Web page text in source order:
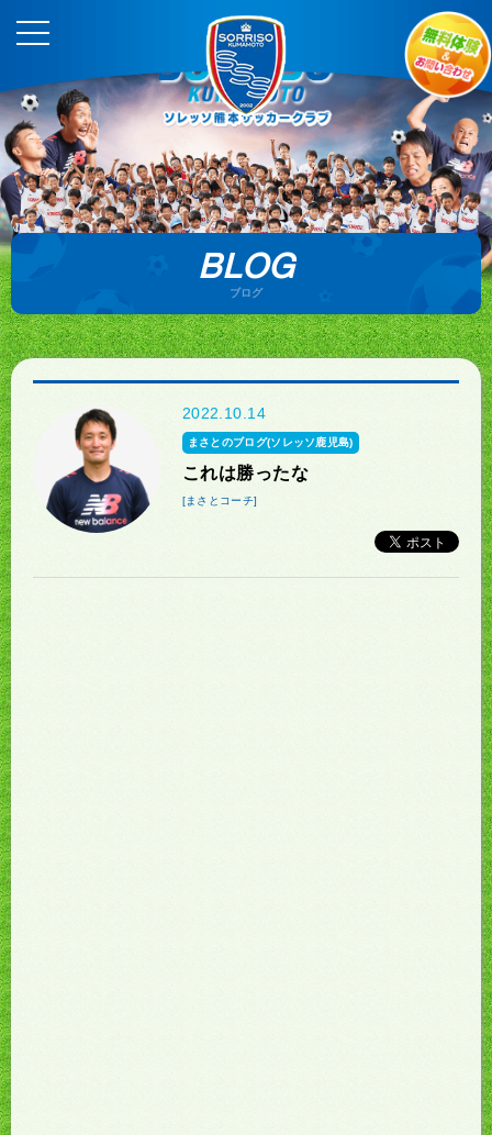
BLOG
ブログ
2022.10.14
まさとのブログ(ソレッソ鹿児島)
これは勝ったな
[まさとコーチ]